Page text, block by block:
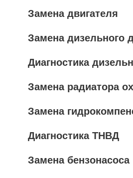
Замена двигателя
Замена дизельного
Диагностика
Замена радиатора
Замена
Диагностика ТНВД
Замена бензонасоса